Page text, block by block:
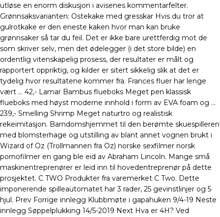
utløse en enorm diskusjon i avisenes kommentarfelter.
Grønnsaksvarianten: Ostekake med gresskar Hvis du tror at
gulrotkake er den eneste kaken hvor man kan bruke
grønnsaker så tar du feil. Det er ikke bare urettferdig mot de
som skriver selv, men det ødelegger (i det store bilde) en
ordentlig vitenskapelig prosess, der resultater er målt og
rapportert oppriktig, og kilder er sitert sikkelig slik at det er
tydelig hvor resultatene kommer fra. Frances fluer har lenge
vært … 42,- Lamar Bambus flueboks Meget pen klassisk
flueboks med høyst moderne innhold i form av EVA foam og …
239,- Smelling Shrimp Meget naturtro og realistisk
rekeimitasjon. Barndomshjemmet til den berømte skuespilleren
med blomsterhage og utstilling av blant annet vognen brukt i
Wizard of Oz (Trollmannen fra Oz) norske sexfilmer norsk
pornofilmer en gang ble eid av Abraham Lincoln. Mange små
maskinentreprenører er leid inn til hovedentreprenør på dette
prosjektet. C TWO Produkter fra varemerket C Two. Dette
imponerende spilleautomatet har 3 rader, 25 gevinstlinjer og 5
hjul. Prev Forrige innlegg Klubbmøte i gapahuken 9/4-19 Neste
innlegg Søppelplukking 14/5-2019 Next Hva er 4H? Ved